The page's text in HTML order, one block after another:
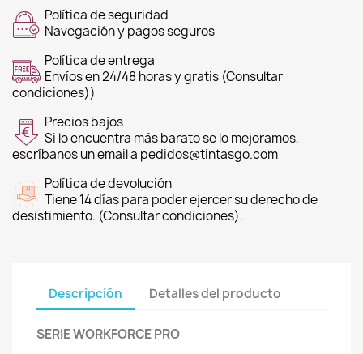
Política de seguridad
Navegación y pagos seguros
Política de entrega
Envíos en 24/48 horas y gratis (Consultar
condiciones))
Precios bajos
Si lo encuentra más barato se lo mejoramos,
escríbanos un email a pedidos@tintasgo.com
Política de devolución
Tiene 14 días para poder ejercer su derecho de
desistimiento. (Consultar condiciones).
Descripción Detalles del producto
SERIE WORKFORCE PRO